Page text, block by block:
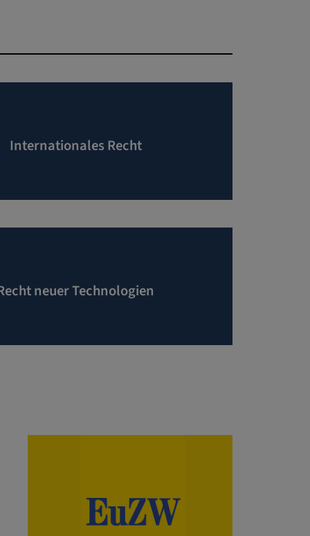
Internationales Recht
neuer Technologien